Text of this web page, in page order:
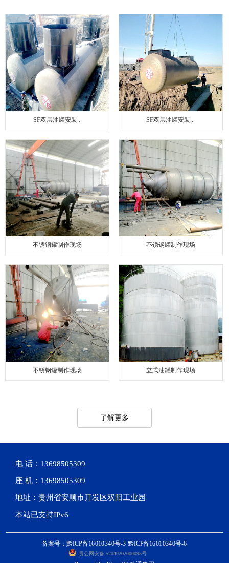
SF双层油罐安装... SF双层油罐安装...
不锈钢罐制作现场 不锈钢罐制作现场
不锈钢罐制作现场 立式油罐制作现场
了解更多
电 话：13698505309
座 机：13698505309
地址：贵州省安顺市开发区双阳工业园
本站已支持IPv6
备案号：黔ICP备16010340号-3 黔ICP备16010340号-6
贵公网安备 52040202000095号